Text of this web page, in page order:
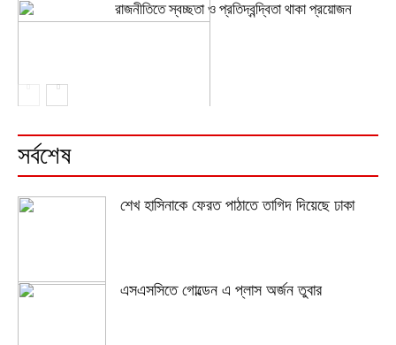
রাজনীতিতে স্বচ্ছতা ও প্রতিদ্বন্দ্বিতা থাকা প্রয়োজন
সর্বশেষ
শেখ হাসিনাকে ফেরত পাঠাতে তাগিদ দিয়েছে ঢাকা
এসএসসিতে গোল্ডেন এ প্লাস অর্জন তুবার